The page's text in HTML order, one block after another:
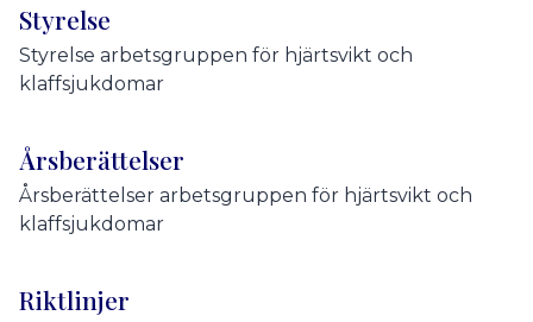
Styrelse
Styrelse arbetsgruppen för hjärtsvikt och
klaffsjukdomar
Årsberättelser
Årsberättelser arbetsgruppen för hjärtsvikt och
klaffsjukdomar
Riktlinjer